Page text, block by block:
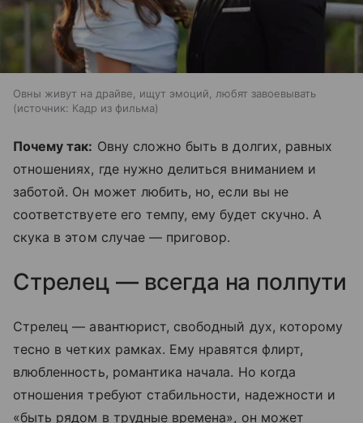
Овны живут на драйве, ищут эмоций, любят завоевывать
источник: Кадр из фильма
Почему так: Овну сложно быть в долгих, равных
отношениях, где нужно делиться вниманием и
заботой. Он может любить, но, если вы не
соответствуете его темпу, ему будет скучно. А
скука в этом случае — приговор.
Стрелец — всегда на полпути
Стрелец — авантюрист, свободный дух, которому
тесно в четких рамках. Ему нравятся флирт,
влюбленность, романтика начала. Но когда
отношения требуют стабильности, надежности и
«быть рядом в трудные времена», он может